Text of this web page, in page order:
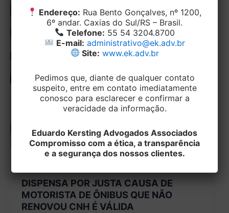
DISPENSA POR JUSTA CAUSA DE
MOTORISTA DE ÔNIBUS QUE NÃO
RENOVOU CNH É VÁLIDA
Endereço: Rua Bento Gonçalves, nº 1200,
6º andar. Caxias do Sul/RS – Brasil.
Telefone: 55 54 3204.8700
E-mail: administrativo@ek.adv.br
Site: www.ek.adv.br
Pedimos que, diante de qualquer contato
suspeito, entre em contato imediatamente
conosco para esclarecer e confirmar a
veracidade da informação.
Eduardo Kersting Advogados Associados
Compromisso com a ética, a transparência
e a segurança dos nossos clientes.